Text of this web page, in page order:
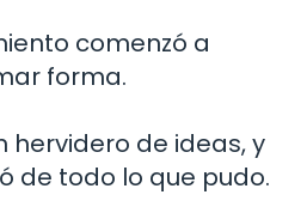
comenzó a
forma.
hervidero de ideas, y
de todo lo que pudo.